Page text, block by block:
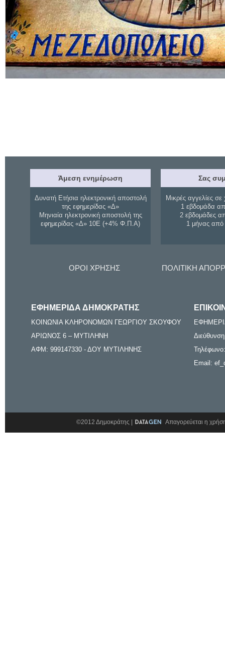
Άμεση ενημέρωση
Δυνατή Ετήσια ηλεκτρονική αποστολή
της εφημερίδας «Δ»
Μηνιαία ηλεκτρονική αποστολή της
εφημερίδας «Δ» 10Ε (+4% Φ.Π.Α)
Σας
Μικρές αγγελίες σε
1 εβδομάδα
2 εβδομάδες
1 μήνας
ΟΡΟΙ ΧΡΗΣΗΣ ΠΟΛΙΤΙΚΗ
ΕΦΗΜΕΡΙΔΑ ΔΗΜΟΚΡΑΤΗΣ
ΚΟΙΝΩΝΙΑ ΚΛΗΡΟΝΟΜΩΝ ΓΕΩΡΓΙΟΥ ΣΚΟΥΦΟΥ
ΑΡΙΩΝΟΣ 6 – ΜΥΤΙΛΗΝΗ
ΑΦΜ: 999147330 - ΔΟΥ ΜΥΤΙΛΗΝΗΣ
Email:
©2012 Δημοκράτης | Απαγορεύεται η